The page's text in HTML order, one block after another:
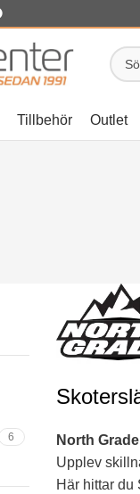
Tillbehör Outlet
6
North
Upplev
Här hittar du